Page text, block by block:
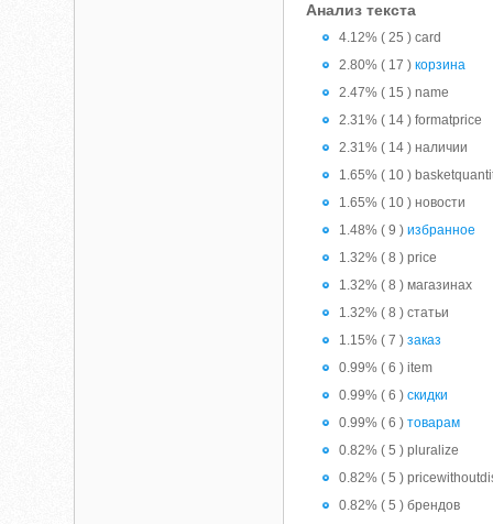
Анализ текста
4.12% ( 25 ) card
2.80% ( 17 )корзина
2.47% ( 15 ) name
2.31% ( 14 ) formatprice
2.31% ( 14 ) наличии
1.65% ( 10 )
1.65% ( 10 ) новости
1.48% ( 9 )избранное
1.32% ( 8 ) price
1.32% ( 8 ) магазинах
1.32% ( 8 ) статьи
1.15% ( 7 )заказ
0.99% ( 6 ) item
0.99% ( 6 )скидки
0.99% ( 6 )товарам
0.82% ( 5 ) pluralize
0.82% ( 5 )
0.82% ( 5 ) брендов